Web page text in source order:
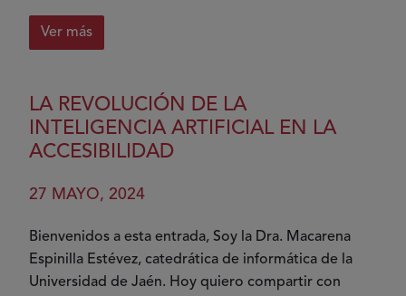
Ver más
sobre
en
Redes
Sociales,
desafío
pendiente
LA REVOLUCIÓN DE LA
INTELIGENCIA ARTIFICIAL EN LA
ACCESIBILIDAD
27 MAYO, 2024
Bienvenidos a esta entrada, Soy la Dra. Macarena
Espinilla Estévez, catedrática de informática de la
Universidad de Jaén. Hoy quiero compartir con